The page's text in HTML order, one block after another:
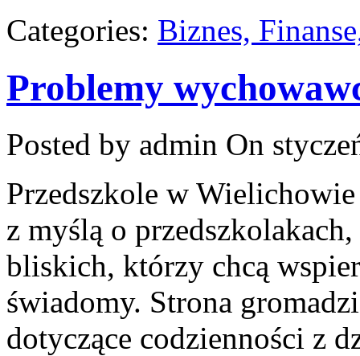
Categories: Biznes,
Problemy
Posted by admin On
Przedszkole w
z myślą o
bliskich, którzy chcą
świadomy. Strona
dotyczące codzienności z